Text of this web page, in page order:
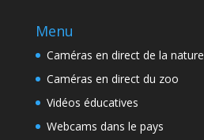
Menu
Caméras en direct de la nature
Caméras en direct du zoo
Vidéos éducatives
Webcams dans le pays